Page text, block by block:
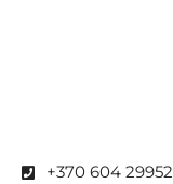
+370 604 29952